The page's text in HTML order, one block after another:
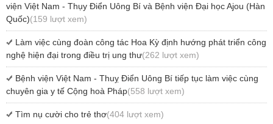
viện Việt Nam - Thụy Điển Uông Bí và Bệnh viện Đại học Ajou (Hàn
Quốc)(159 lượt xem)
Làm việc cùng đoàn công tác Hoa Kỳ định hướng phát triển công
nghệ hiện đại trong điều trị ung thư(262 lượt xem)
Bệnh viện Việt Nam - Thuỵ Điển Uông Bí tiếp tục làm việc cùng
chuyên gia y tế Cộng hoà Pháp(558 lượt xem)
Tìm nụ cười cho trẻ thơ(404 lượt xem)